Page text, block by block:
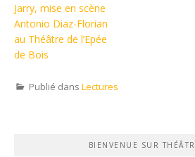
Jarry, mise en scène
Antonio Diaz-Florian
au Théâtre de l’Epée
de Bois
Publié dans Lectures
BIENVENUE SUR